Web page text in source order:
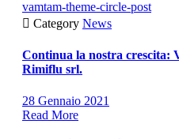
vamtam-theme-circle-post
 Category News
Continua la nostra crescita:
Rimiflu srl.
28 Gennaio 2021
Read More